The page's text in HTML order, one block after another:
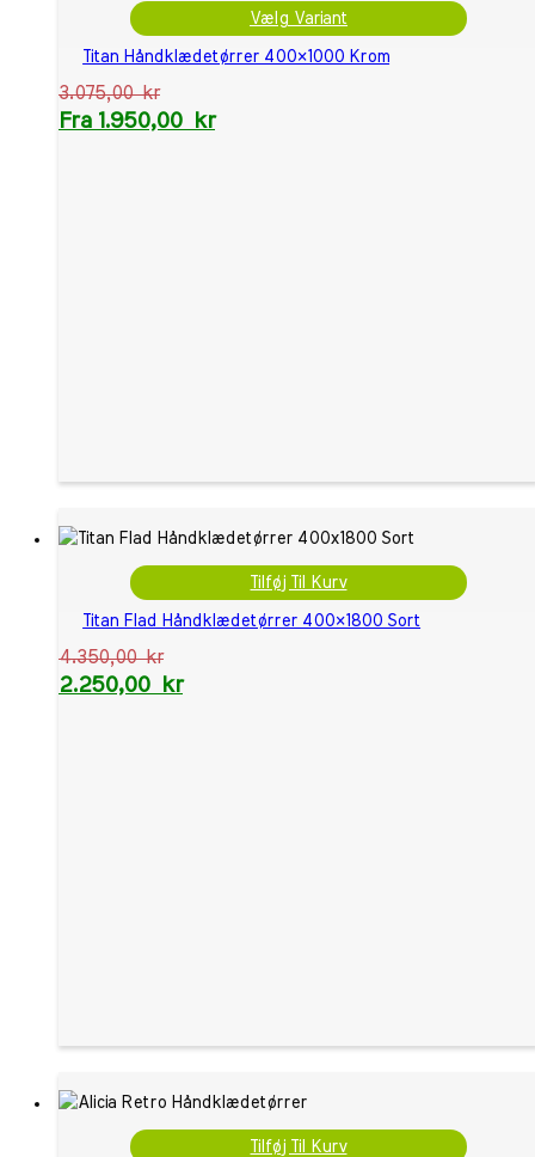
Vælg Variant
Titan Håndklædetørrer 400×1000 Krom
3.075,00kr
Fra 1.950,00 kr
Tilføj Til Kurv
Titan Flad Håndklædetørrer 400×1800 Sort
4.350,00kr
2.250,00 kr
Tilføj Til Kurv